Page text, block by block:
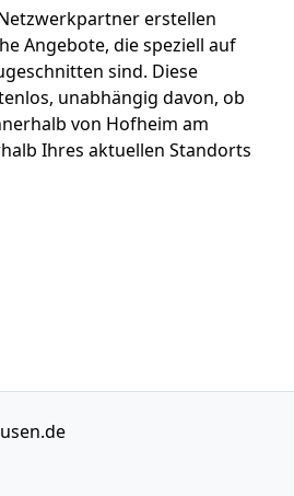
erstellen
Angebote, die speziell auf
sind. Diese
unabhängig davon, ob
von Hofheim am
Ihres aktuellen Standorts